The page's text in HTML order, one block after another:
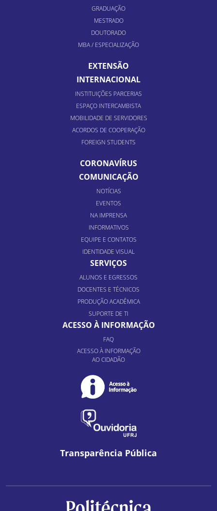
GRADUAÇÃO
MESTRADO
DOUTORADO
MBA / ESPECIALIZAÇÃO
EXTENSÃO
INTERNACIONAL
INSTITUIÇÕES PARCERIAS
ESPAÇO INTERCAMBISTA
MOBILIDADE DE SERVIDORES
ACORDOS DE COOPERAÇÃO
FOREIGN STUDENTS
CORONAVÍRUS
COMUNICAÇÃO
NOTÍCIAS
EVENTOS
NA IMPRENSA
INFORMATIVOS
EQUIPE E CONTATOS
IDENTIDADE VISUAL
SERVIÇOS
ALUNOS E EGRESSOS
DOCENTES E TÉCNICOS
PRODUÇÃO ACADÊMICA
SUPORTE DE TI
ACESSO À INFORMAÇÃO
FAQ
ACESSO À INFORMAÇÃO
AO CIDADÃO
Transparência Pública